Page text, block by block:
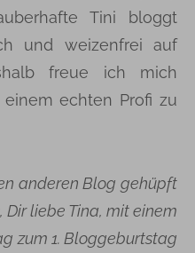
Tini bloggt
und weizenfrei auf
freue ich mich
echten Profi zu
anderen Blog gehüpft
liebe Tina, mit einem
zum 1. Bloggeburtstag